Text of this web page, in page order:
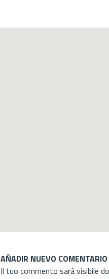
AÑADIR NUEVO COMENTARIO
Il tuo commento sarà visibile